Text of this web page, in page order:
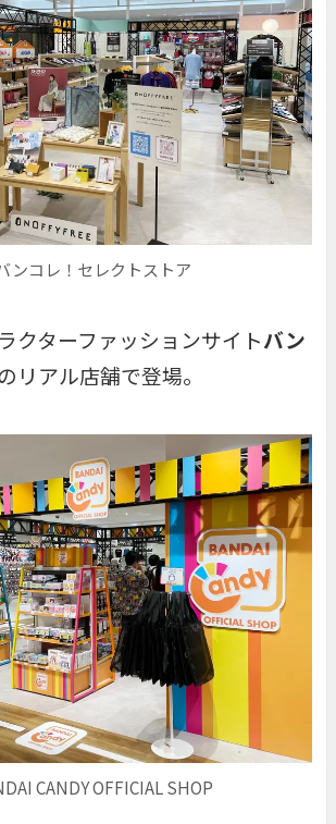
ンコレ！セレクトストア
クターファッションサイトバン
リアル店舗で登場。
CANDY OFFICIAL SHOP